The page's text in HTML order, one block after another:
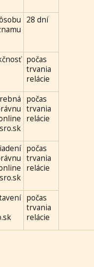
28 dní
počas
trvania
relácie
počas
trvania
relácie
počas
trvania
relácie
počas
trvania
relácie